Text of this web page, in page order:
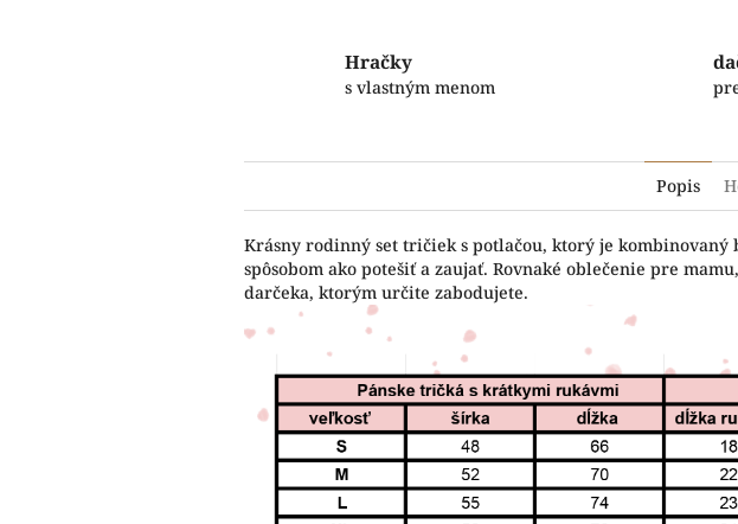
Hračky
s vlastným menom
Popis
Krásny rodinný set tričiek s potlačou, ktorý je kombinovaný
spôsobom ako potešiť a zaujať. Rovnaké oblečenie pre
darčeka, ktorým určite zabodujete.